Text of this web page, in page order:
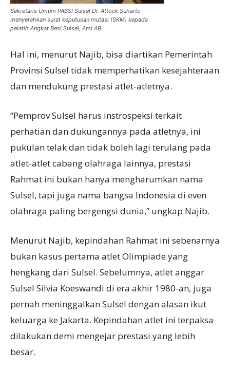
Sekretaris Umum PABSI Sulsel Dr. Attock Suharto
menyerahkan surat keputusan mutasi (SKM) kepada
pelatih Angkat Besi Sulsel, Ami AB.
Hal ini, menurut Najib, bisa diartikan Pemerintah
Provinsi Sulsel tidak memperhatikan kesejahteraan
dan mendukung prestasi atlet-atletnya.
“Pemprov Sulsel harus instrospeksi terkait
perhatian dan dukungannya pada atletnya, ini
pukulan telak dan tidak boleh lagi terulang pada
atlet-atlet cabang olahraga lainnya, prestasi
Rahmat ini bukan hanya mengharumkan nama
Sulsel, tapi juga nama bangsa Indonesia di even
olahraga paling bergengsi dunia,” ungkap Najib.
Menurut Najib, kepindahan Rahmat ini sebenarnya
bukan kasus pertama atlet Olimpiade yang
hengkang dari Sulsel. Sebelumnya, atlet anggar
Sulsel Silvia Koeswandi di era akhir 1980-an, juga
pernah meninggalkan Sulsel dengan alasan ikut
keluarga ke Jakarta. Kepindahan atlet ini terpaksa
dilakukan demi mengejar prestasi yang lebih
besar.